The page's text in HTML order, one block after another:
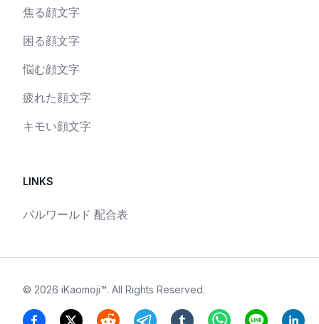
焦る顔文字
困る顔文字
悩む顔文字
疲れた顔文字
キモい顔文字
LINKS
パルワールド 配合表
© 2026 iKaomoji™. All Rights Reserved.